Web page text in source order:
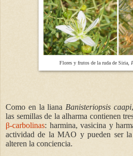
Flores y frutos de la ruda de Siria,
Como en la lianaBanisteriopsis caapi
las semillas de la alharma contienen
β-carbolinas: harmina, vasicina y
actividad de la MAO y pueden ser la
alteren la conciencia.